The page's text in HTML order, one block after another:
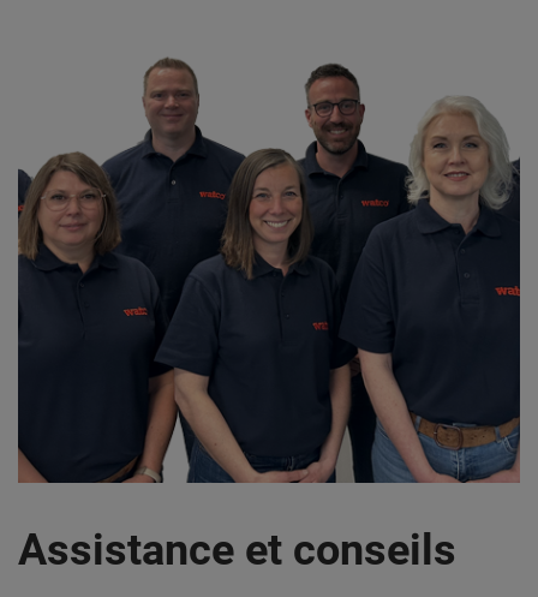
Assistance et conseils